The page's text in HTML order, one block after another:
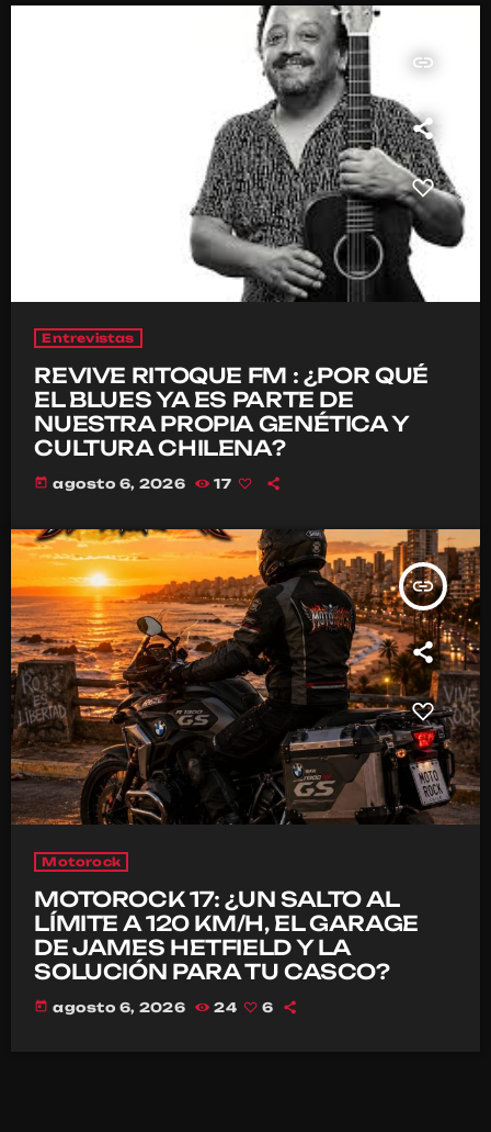
insert_link
Entrevistas
REVIVE RITOQUE FM : ¿POR QUÉ
EL BLUES YA ES PARTE DE
NUESTRA PROPIA GENÉTICA Y
CULTURA CHILENA?
today agosto 6, 2026 17
insert_link
Motorock
MOTOROCK 17: ¿UN SALTO AL
LÍMITE A 120 KM/H, EL GARAGE
DE JAMES HETFIELD Y LA
SOLUCIÓN PARA TU CASCO?
today agosto 6, 2026 24 6